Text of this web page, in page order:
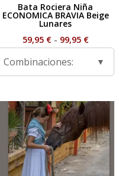
Bata Rociera Niña
ECONOMICA BRAVIA Beige
Lunares
59,95 € - 99,95 €Rango
59,95 €
99,95 €
Combinaciones: